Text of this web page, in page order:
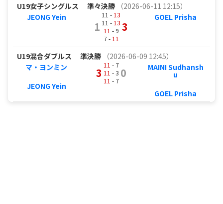
U19女子シングルス 準々決勝
（2026-06-11 12:15）
JEONG Yein
1
11 - 13
11 - 13
11 - 9
7 - 11
3
GOEL Prisha
U19混合ダブルス 準決勝
（2026-06-09 12:45）
マ・ヨンミン
JEONG Yein
3
11 - 7
11 - 3
11 - 7
0 MAINI Sudhansh
u
GOEL Prisha